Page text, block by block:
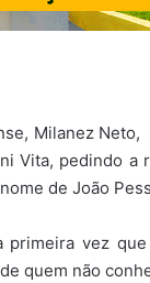
Milanez
Vita, pedindo
de João
primeira vez
quem não